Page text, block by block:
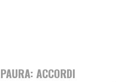
ACCORDI